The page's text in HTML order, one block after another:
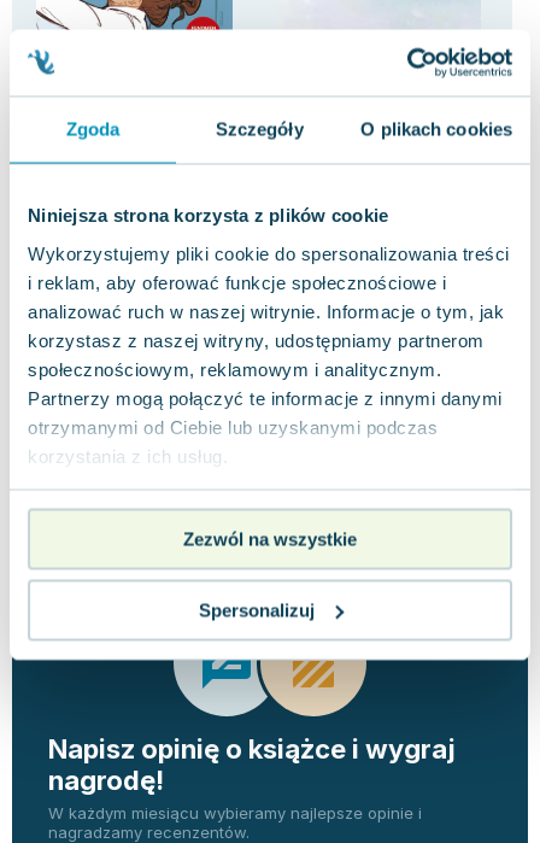
Zgoda Szczegóły O plikach cookies
Niniejsza strona korzysta z plików cookie
Wykorzystujemy pliki cookie do spersonalizowania treści
i reklam, aby oferować funkcje społecznościowe i
analizować ruch w naszej witrynie. Informacje o tym, jak
korzystasz z naszej witryny, udostępniamy partnerom
społecznościowym, reklamowym i analitycznym.
Partnerzy mogą połączyć te informacje z innymi danymi
otrzymanymi od Ciebie lub uzyskanymi podczas
korzystania z ich usług.
Zezwól na wszystkie
Spersonalizuj
Ali Hazelwood
12.22 zł
Do koszyka
-68%
Ana Huang
Miękka
15.05 zł
Do koszyka
Opinie
użytkowników
1 ocena i 1
Napisz opinię o książce i wygraj
nagrodę!
W każdym miesiącu wybieramy najlepsze opinie i
nagradzamy recenzentów.